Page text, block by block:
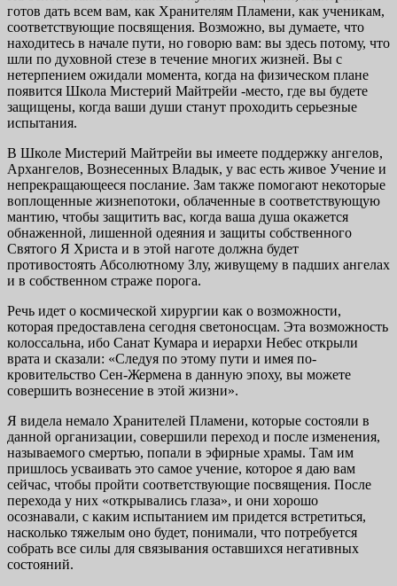
готов дать всем вам, как Хранителям Пламени, как ученикам,
соответствующие посвящения. Возможно, вы думаете, что
находитесь в начале пути, но говорю вам: вы здесь потому, что
шли по духовной стезе в течение мно­гих жизней. Вы с
нетерпением ожидали момента, когда на физическом плане
появится Школа Мистерий Майтрейи -место, где вы будете
защищены, когда ваши души станут проходить серьезные
испытания.
В Школе Мистерий Майтрейи вы имеете поддержку ан­гелов,
Архангелов, Вознесенных Владык, у вас есть живое Учение и
непрекращающееся послание. Зам также помо­гают некоторые
воплощенные жизнепотоки, облаченные в соответствующую
мантию, чтобы защитить вас, когда ваша душа окажется
обнаженной, лишенной одеяния и защиты собственного
Святого Я Христа и в этой наготе должна будет
противостоять Абсолютному Злу, живуще­му в падших ангелах
и в собственном страже порога.
Речь идет о космической хирургии как о возможности,
которая предоставлена сегодня светоносцам. Эта возмож­ность
колоссальна, ибо Санат Кумара и иерархи Небес от­крыли
врата и сказали: «Следуя по этому пути и имея по­
кровительство Сен-Жермена в данную эпоху, вы можете
совершить вознесение в этой жизни».
Я видела немало Хранителей Пламени, которые со­стояли в
данной организации, совершили переход и по­сле изменения,
называемого смертью, попали в эфирные храмы. Там им
пришлось усваивать это самое учение, ко­торое я даю вам
сейчас, чтобы пройти соответствующие посвящения. После
перехода у них «открывались глаза», и они хорошо
осознавали, с каким испытанием им придется встретиться,
насколько тяжелым оно будет, понимали, что потребуется
собрать все силы для связывания оставшихся негативных
состояний.